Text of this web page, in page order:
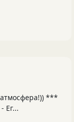
атмосфера!)) ***
Ег...